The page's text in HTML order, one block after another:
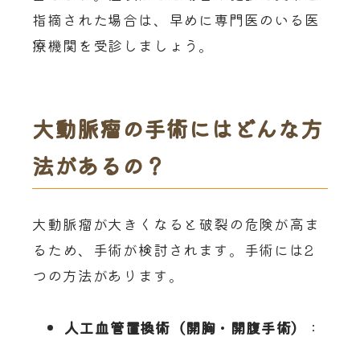
指摘された場合は、早めに専門医のいる医
療機関を受診しましょう。
大動脈瘤の手術にはどんな方
法があるの？
大動脈瘤が大きくなると破裂の危険が高ま
るため、手術が検討されます。手術には2
つの方法があります。
人工血管置換術（開胸・開腹手術）
：